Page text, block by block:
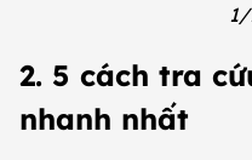
2. 5 cách tra
nhanh nhất